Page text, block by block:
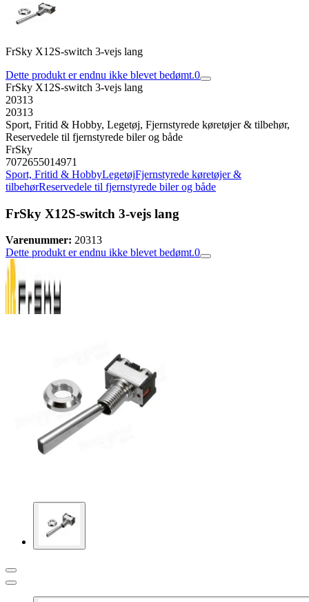
FrSky X12S-switch 3-vejs lang
Dette produkt er endnu ikke blevet bedømt.0
FrSky X12S-switch 3-vejs lang
20313
20313
Sport, Fritid & Hobby, Legetøj, Fjernstyrede køretøjer & tilbehør,
Reservedele til fjernstyrede biler og både
FrSky
7072655014971
Sport, Fritid & HobbyLegetøjFjernstyrede køretøjer &
tilbehørReservedele til fjernstyrede biler og både
FrSky X12S-switch 3-vejs lang
Varenummer: 20313
Dette produkt er endnu ikke blevet bedømt.0